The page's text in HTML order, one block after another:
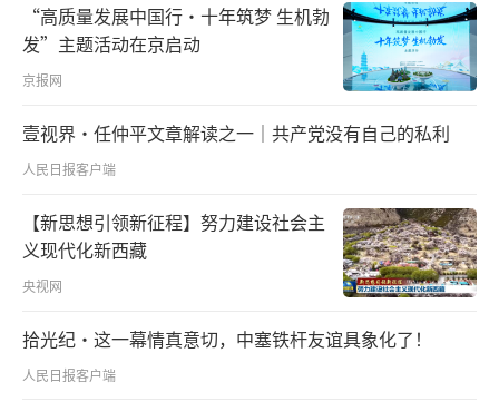
“高质量发展中国行·十年筑梦 生机勃
发”主题活动在京启动
京报网
壹视界·任仲平文章解读之一｜共产党没有自己的私利
人民日报客户端
【新思想引领新征程】努力建设社会主
义现代化新西藏
央视网
拾光纪·这一幕情真意切，中塞铁杆友谊具象化了！
人民日报客户端